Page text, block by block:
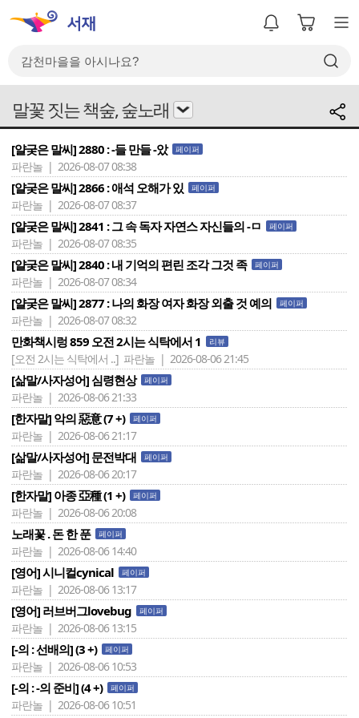
말꽃 짓는 책숲, 숲노래
[얄궂은 말씨] 2880 : -들 만들 -았 페이퍼
파란놀 | 2026-08-07 08:38
[얄궂은 말씨] 2866 : 애석 오해가 있 페이퍼
파란놀 | 2026-08-07 08:37
[얄궂은 말씨] 2841 : 그 속 독자 자연스 자신들의 -ㅁ 페이퍼
파란놀 | 2026-08-07 08:35
[얄궂은 말씨] 2840 : 내 기억의 편린 조각 그것 족 페이퍼
파란놀 | 2026-08-07 08:34
[얄궂은 말씨] 2877 : 나의 화장 여자 화장 외출 것 예의 페이퍼
파란놀 | 2026-08-07 08:32
만화책시렁 859 오전 2시는 식탁에서 1 리뷰
[오전 2시는 식탁에서 ..] 파란놀 | 2026-08-06 21:45
[삶말/사자성어] 심령현상 페이퍼
파란놀 | 2026-08-06 21:33
[한자말] 악의 惡意 (7 +) 페이퍼
파란놀 | 2026-08-06 21:17
[삶말/사자성어] 문전박대 페이퍼
파란놀 | 2026-08-06 20:17
[한자말] 아종 亞種 (1 +) 페이퍼
파란놀 | 2026-08-06 20:08
노래꽃 . 돈 한 푼 페이퍼
파란놀 | 2026-08-06 14:40
[영어] 시니컬cynical 페이퍼
파란놀 | 2026-08-06 13:17
[영어] 러브버그lovebug 페이퍼
파란놀 | 2026-08-06 13:15
[-의 : 선배의] (3 +) 페이퍼
파란놀 | 2026-08-06 10:53
[-의 : -의 준비] (4 +) 페이퍼
파란놀 | 2026-08-06 10:51